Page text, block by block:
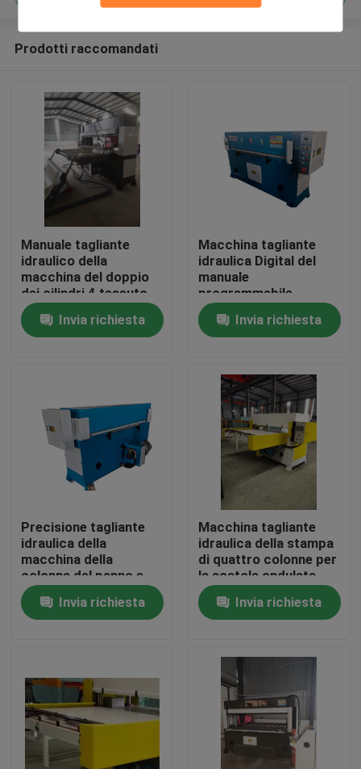
Casa
Circa noi
Giro della fabbrica
Contattici
Richieda una citazione
Macchina tagliante della pressa idraulica
Tagliatrice idraulica del braccio dell'oscillazione
Prodotti raccomandati
Manuale tagliante
idraulico della
macchina del doppio
dei cilindri 4 tessuto
della colonna
Invia richiesta
Macchina tagliante
idraulica Digital del
manuale
programmabile
Invia richiesta
Precisione tagliante
idraulica della
macchina della
colonna del panno e
del cuoio quattro
Invia richiesta
Macchina tagliante
idraulica della stampa
di quattro colonne per
la scatola ondulata
Invia richiesta